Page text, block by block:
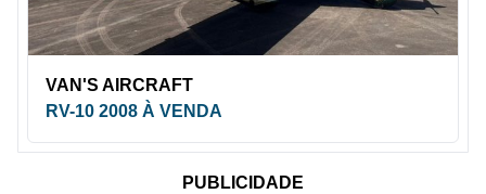
VAN'S AIRCRAFT
RV-10 2008 À VENDA
PUBLICIDADE